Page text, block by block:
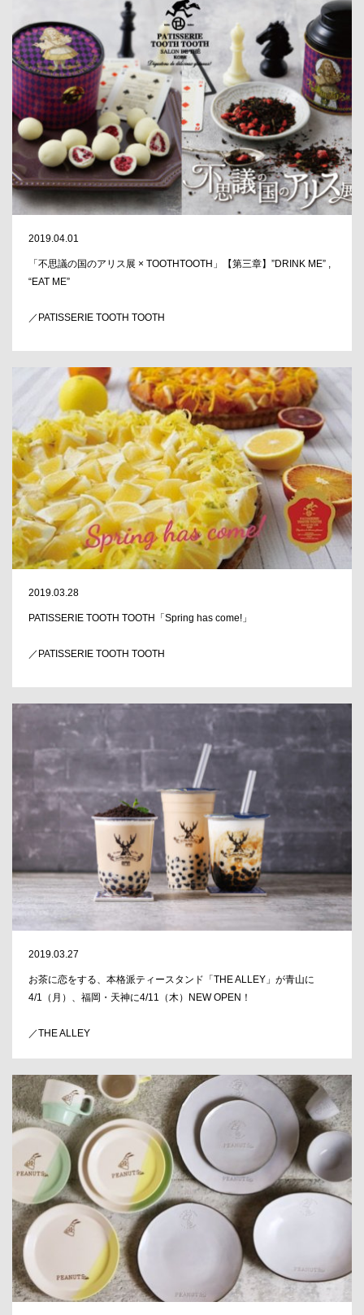
2019.04.01
「不思議の国のアリス展 × TOOTHTOOTH」【第三章】”DRINK ME” ,
“EAT ME”
／PATISSERIE TOOTH TOOTH
2019.03.28
PATISSERIE TOOTH TOOTH「Spring has come!」
／PATISSERIE TOOTH TOOTH
2019.03.27
お茶に恋をする、本格派ティースタンド「THE ALLEY」が青山に
4/1（月）、福岡・天神に4/11（木）NEW OPEN！
／THE ALLEY